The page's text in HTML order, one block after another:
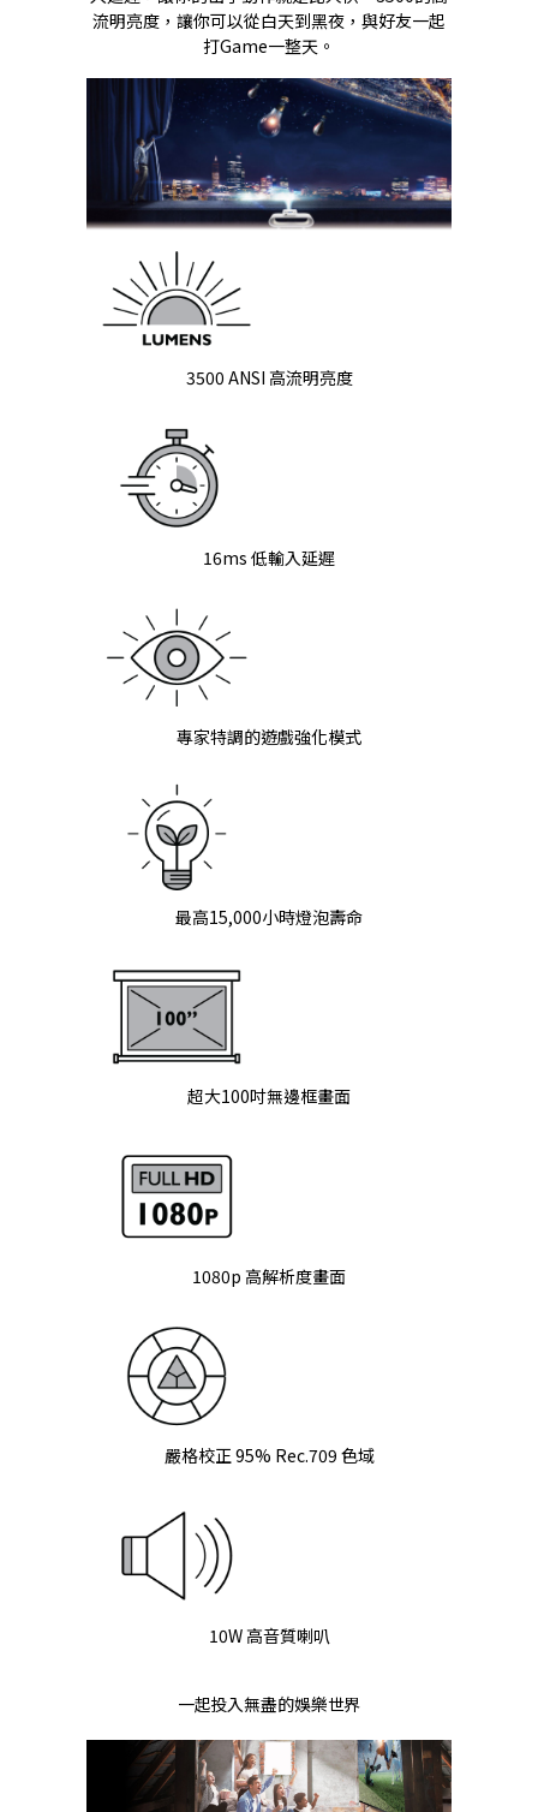
流明亮度，讓你可以從白天到黑夜，與好友一起
打Game一整天。
3500 ANSI 高流明亮度
16ms 低輸入延遲
專家特調的遊戲強化模式
最高15,000小時燈泡壽命
超大100吋無邊框畫面
1080p 高解析度畫面
嚴格校正 95% Rec.709 色域
10W 高音質喇叭
一起投入無盡的娛樂世界